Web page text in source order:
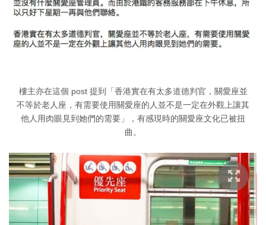
樓主亦在這個 post 提到「香港實在有太多道德判官，關愛座並
不等於老人座，有需要使用關愛座的人並不是一定在外觀上讓其
他人用肉眼見到她們的需要」，有感現時的關愛座文化已被扭
曲。